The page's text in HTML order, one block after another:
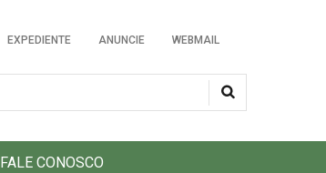
EXPEDIENTE ANUNCIE WEBMAIL
FALE CONOSCO